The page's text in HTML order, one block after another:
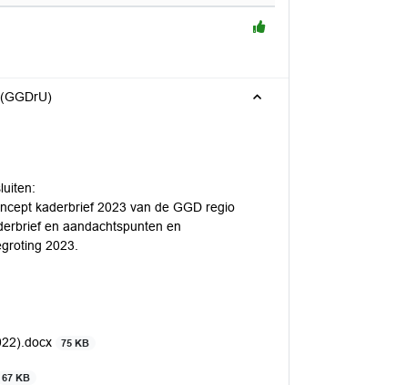
kaderbrief 2023 van de GGD regio
en aandachtspunten en
2023.
75 KB
67 KB